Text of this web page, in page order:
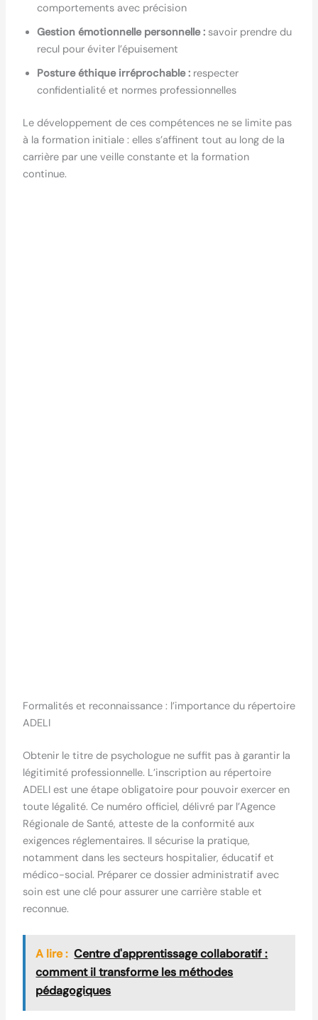
comportements avec précision
Gestion émotionnelle personnelle :savoir prendre du
recul pour éviter l’épuisement
Posture éthique irréprochable :respecter
confidentialité et normes professionnelles
Le développement de ces compétences ne se limite pas
à la formation initiale : elles s’affinent tout au long de la
carrière par une veille constante et la formation
continue.
Formalités et reconnaissance : l’importance du répertoire
ADELI
Obtenir le titre de psychologue ne suffit pas à garantir la
légitimité professionnelle. L’inscription au répertoire
ADELI est une étape obligatoire pour pouvoir exercer en
toute légalité. Ce numéro officiel, délivré par l’Agence
Régionale de Santé, atteste de la conformité aux
exigences réglementaires. Il sécurise la pratique,
notamment dans les secteurs hospitalier, éducatif et
médico-social. Préparer ce dossier administratif avec
soin est une clé pour assurer une carrière stable et
reconnue.
A lire : Centre d'apprentissage collaboratif :
comment il transforme les méthodes
pédagogiques